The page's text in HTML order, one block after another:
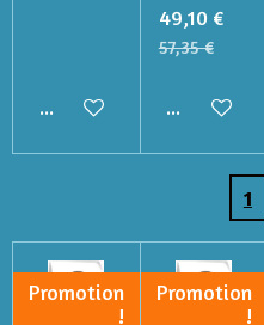
Ajouter au panier
49,10 €
57,35 €
Ajouter au
1
Promotion
!
Promotion
!